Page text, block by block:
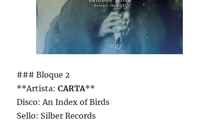
### Bloque 2
**Artista:CARTA**
Disco: An Index of Birds
Sello: Silber Records